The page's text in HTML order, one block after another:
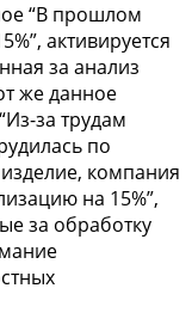
“В прошлом
активируется
за анализ
же данное
за трудам
по
компания
на 15%”,
за обработку